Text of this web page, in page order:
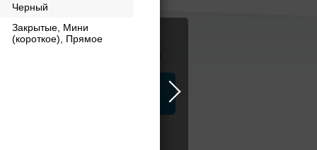
Черный
Закрытые, Мини
(короткое), Прямое
Журнал